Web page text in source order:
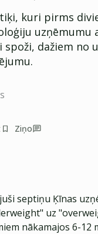
kuri pirms
uzņēmumu
spoži, dažiem no
Ziņo
septiņu Ķīnas
uz
nākamajos 6-12